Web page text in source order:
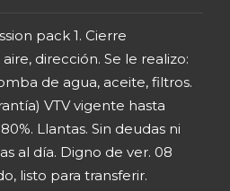
pack 1. Cierre
dirección. Se le realizo:
de agua, aceite, filtros.
VTV vigente hasta
Llantas. Sin deudas ni
al día. Digno de ver. 08
listo para transferir.